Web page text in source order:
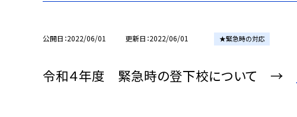
公開日 2022/06/01 更新日 2022/06/01 ★緊急時の対応
令和４年度 緊急時の登下校について →